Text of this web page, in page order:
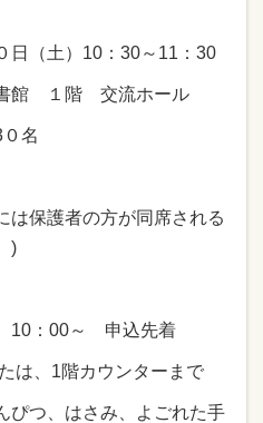
（土）10：30～11：30
館 １階 交流ホール
０名
護者の方が同席される
)
10：00～ 申込先着
1階カウンターまで
ぴつ、はさみ、よごれた手